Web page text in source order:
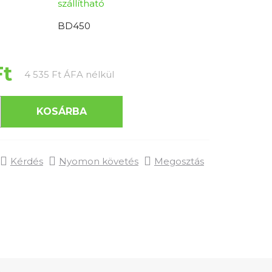
szállítható
BD450
4 535 Ft ÁFA nélkülEgységár:
KOSÁRBA
Kérdés Nyomon követés Megosztás